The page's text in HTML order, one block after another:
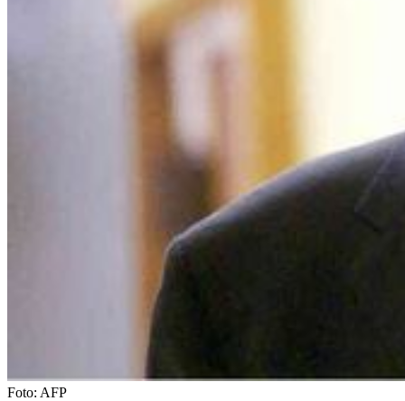
Foto: AFP